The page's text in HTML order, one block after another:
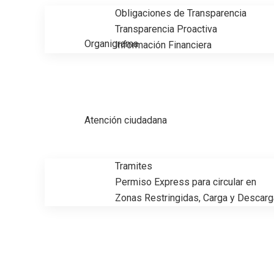
Obligaciones de Transparencia
Transparencia Proactiva
Información Financiera
Organigrama
Atención ciudadana
Tramites
Permiso Express para circular en
Zonas Restringidas, Carga y